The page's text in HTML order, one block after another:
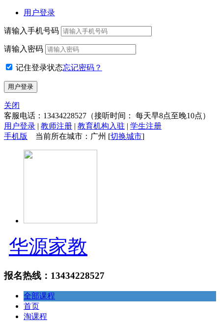
用户登录
请输入手机号码
请输入密码
记住登录状态忘记密码？
关闭
客服电话： 13434228527 （接听时间： 每天早8点至晚10点）
用户登录 | 教师注册 | 教育机构入驻 | 学生注册
手机版
当前所在城市：广州 [切换城市]
华源家教
报名热线：13434228527
全部课程
首页
淘课程